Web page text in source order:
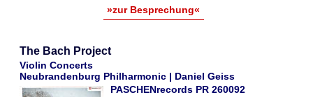
»zur Besprechung«
The Bach Project
Violin Concerts
Neubrandenburg Philharmonic | Daniel Geiss
PASCHENrecords PR 260092